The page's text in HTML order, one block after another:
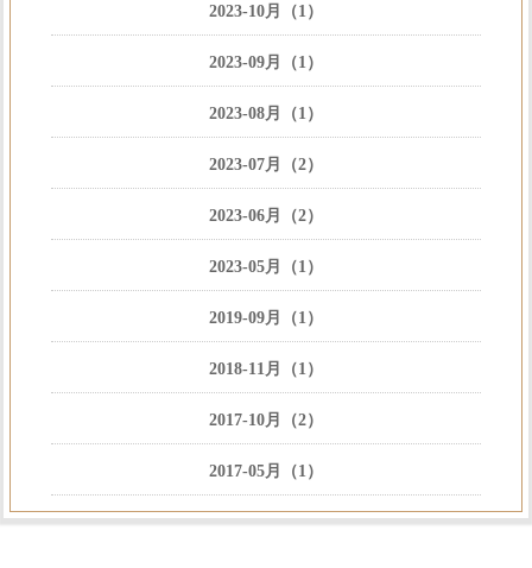
2023-10月（1）
2023-09月（1）
2023-08月（1）
2023-07月（2）
2023-06月（2）
2023-05月（1）
2019-09月（1）
2018-11月（1）
2017-10月（2）
2017-05月（1）